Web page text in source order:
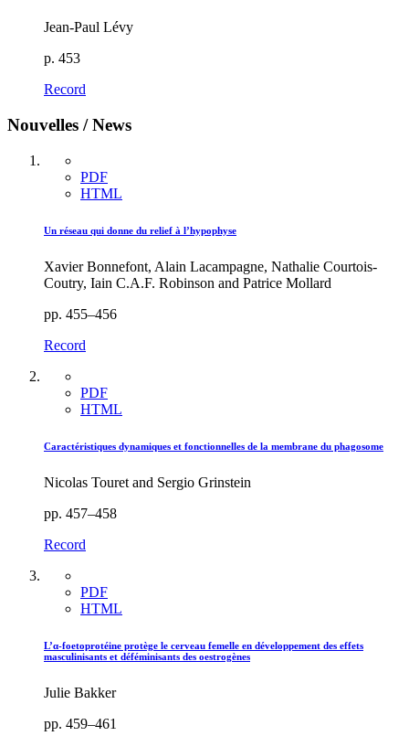
Jean-Paul Lévy
p. 453
Record
Nouvelles / News
PDF
HTML
Un réseau qui donne du relief à l’hypophyse
Xavier Bonnefont, Alain Lacampagne, Nathalie Courtois-
Coutry, Iain C.A.F. Robinson and Patrice Mollard
pp. 455–456
Record
PDF
HTML
Caractéristiques dynamiques et fonctionnelles de la membrane du phagosome
Nicolas Touret and Sergio Grinstein
pp. 457–458
Record
PDF
HTML
L’α-foetoprotéine protège le cerveau femelle en développement des effets
masculinisants et déféminisants des oestrogènes
Julie Bakker
pp. 459–461